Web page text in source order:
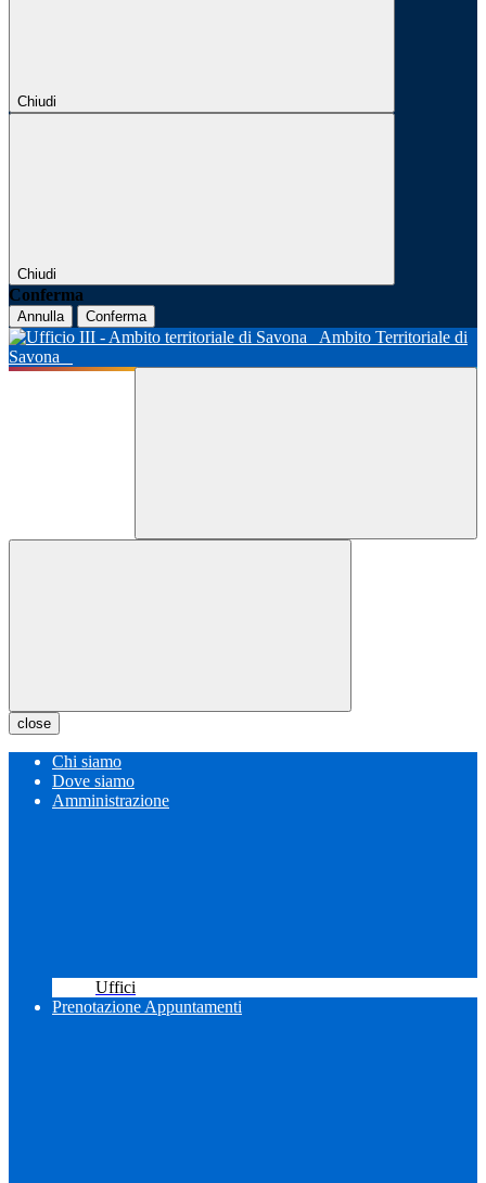
Chiudi
Chiudi
Conferma
Annulla Conferma
Ambito Territoriale di
Savona
close
Chi siamo
Dove siamo
Amministrazione
Uffici
Prenotazione Appuntamenti